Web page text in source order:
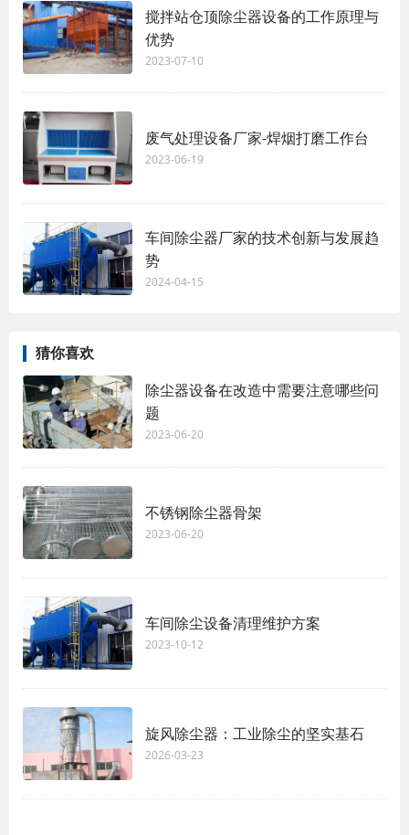
搅拌站仓顶除尘器设备的工作原理与
优势
2023-07-10
废气处理设备厂家-焊烟打磨工作台
2023-06-19
车间除尘器厂家的技术创新与发展趋
势
2024-04-15
猜你喜欢
除尘器设备在改造中需要注意哪些问
题
2023-06-20
不锈钢除尘器骨架
2023-06-20
车间除尘设备清理维护方案
2023-10-12
旋风除尘器：工业除尘的坚实基石
2026-03-23